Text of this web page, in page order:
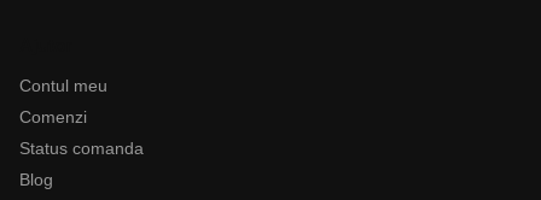
Contul meu
Comenzi
Status comanda
Blog